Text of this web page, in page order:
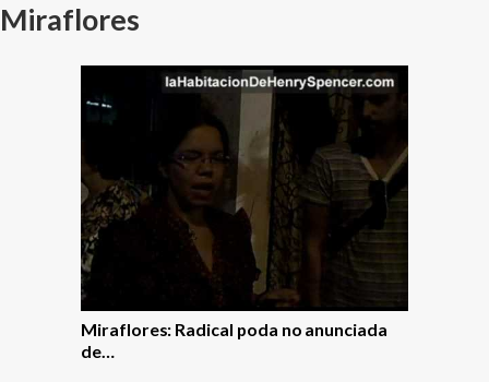
Miraflores
Miraflores: Radical poda no anunciada
de…